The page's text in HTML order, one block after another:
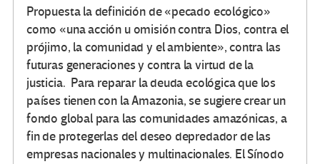
Propuesta la definición de «pecado ecológico»
como «una acción u omisión contra Dios, contra el
prójimo, la comunidad y el ambiente», contra las
futuras generaciones y contra la virtud de la
justicia. Para reparar la deuda ecológica que los
países tienen con la Amazonia, se sugiere crear un
fondo global para las comunidades amazónicas, a
fin de protegerlas del deseo depredador de las
empresas nacionales y multinacionales. El Sínodo